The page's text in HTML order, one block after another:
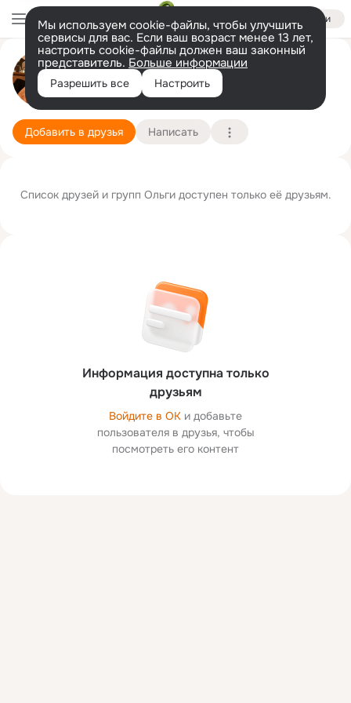
Войти
Мы используем cookie-файлы, чтобы улучшить
сервисы для вас. Если ваш возраст менее 13 лет,
настроить cookie-файлы должен ваш законный
представитель. Больше информации
Разрешить все Настроить
Ольга Козырева
28 декабря Подробнее
Добавить в друзья Написать
Информация доступна только
друзьям
Войдите в ОК и добавьте
пользователя в друзья, чтобы
посмотреть его контент
Список друзей и групп Ольги доступен только её друзьям.